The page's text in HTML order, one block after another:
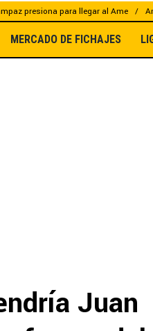
presiona para llegar al Ame
MERCADO DE FICHAJES
Juan